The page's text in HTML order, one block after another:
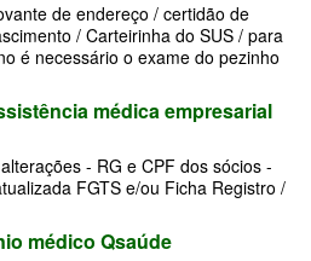
EMPRESARIAL
EMPRESARIAL
SAÚDE EMPRESARIAL
SAÚDE EMPRESARIAL
EMPRESARIAL
INDIVIDUAL
INDIVIDUAL
INDIVIDUAL
SAÚDE INDIVIDUAL
de endereço / certidão de
/ Carteirinha do SUS / para
é necessário o exame do pezinho
médica empresarial
- RG e CPF dos sócios -
FGTS e/ou Ficha Registro /
médico Qsaúde